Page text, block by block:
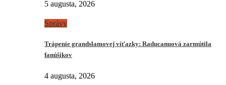
5 augusta, 2026
Správy
Trápenie grandslamovej víťazky: Raducanuová zarmútila
fanúšikov
4 augusta, 2026